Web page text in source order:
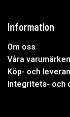
Information
Om oss
Våra varumärken
Köp- och
Integritets- och